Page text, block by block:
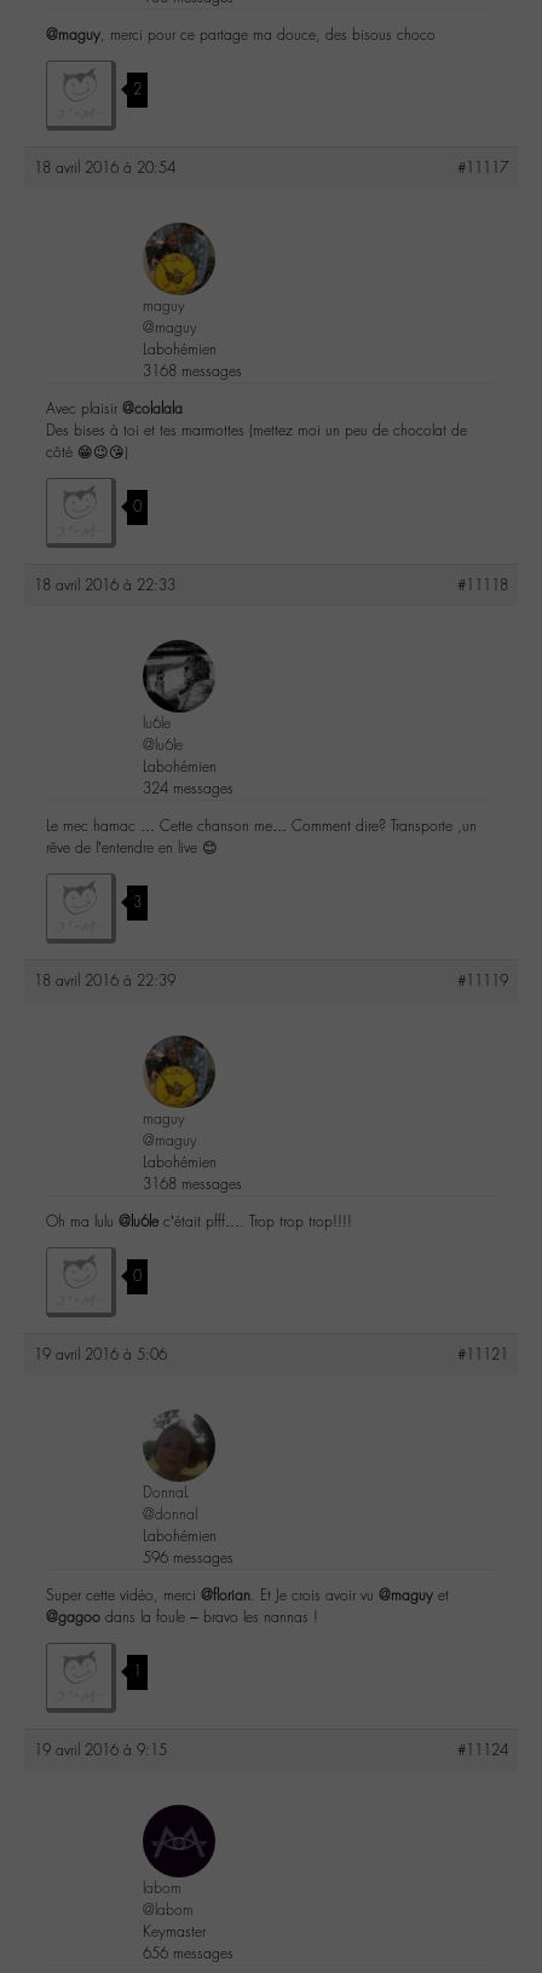
@maguy , merci pour ce partage ma douce, des bisous choco
2
18 avril 2016 à 20:54 #11117
maguy
@maguy
Labohémien
3168 messages
Avec plaisir @colalala
Des bises à toi et tes marmottes (mettez moi un peu de chocolat de
côté 😁😉😘)
0
18 avril 2016 à 22:33 #11118
lu6le
@lu6le
Labohémien
324 messages
Le mec hamac … Cette chanson me… Comment dire? Transporte ,un
rêve de l’entendre en live 😊
3
18 avril 2016 à 22:39 #11119
maguy
@maguy
Labohémien
3168 messages
Oh ma lulu @lu6le c’était pfff…. Trop trop trop!!!!
0
19 avril 2016 à 5:06 #11121
DonnaL
@donnal
Labohémien
596 messages
Super cette vidéo, merci @florian. Et Je crois avoir vu @maguy et
@gagoo dans la foule – bravo les nannas !
1
19 avril 2016 à 9:15 #11124
labom
@labom
Keymaster
656 messages